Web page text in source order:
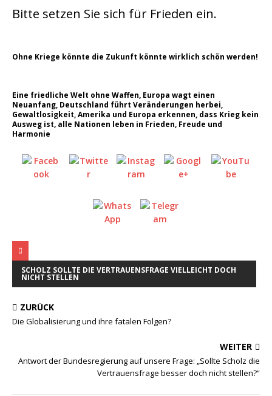
Bitte setzen Sie sich für Frieden ein.
Ohne Kriege könnte die Zukunft könnte wirklich schön werden!
Eine friedliche Welt ohne Waffen, Europa wagt einen
Neuanfang, Deutschland führt Veränderungen herbei,
Gewaltlosigkeit, Amerika und Europa erkennen, dass Krieg kein
Ausweg ist, alle Nationen leben in Frieden, Freude und
Harmonie
SCHOLZ SOLLTE DIE VERTRAUENSFRAGE VIELLEICHT DOCH
NICHT STELLEN
ZURÜCK
Die Globalisierung und ihre fatalen Folgen?
WEITER
Antwort der Bundesregierung auf unsere Frage: „Sollte Scholz die
Vertrauensfrage besser doch nicht stellen?“